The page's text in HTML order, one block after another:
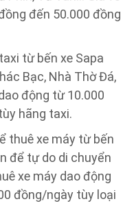
đến 50.000 đồng
từ bến xe Sapa
Bạc, Nhà Thờ Đá,
động từ 10.000
hãng taxi.
thuê xe máy từ bến
để tự do di chuyển
xe máy dao động
đồng/ngày tùy loại